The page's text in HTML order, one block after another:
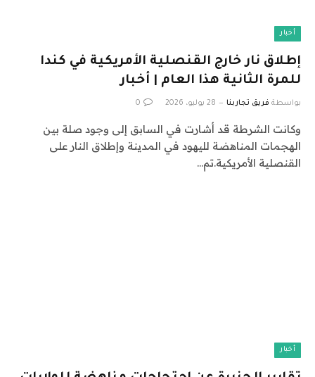
أخبار
إطلاق نار خارج القنصلية الأمريكية في كندا
للمرة الثانية هذا العام | أخبار
بواسطة فريق تجاربنا 28 يوليو، 2026 0
وكانت الشرطة قد أشارت في السابق إلى وجود صلة بين
الهجمات المناهضة لليهود في المدينة وإطلاق النار على
القنصلية الأمريكية.تم…
أخبار